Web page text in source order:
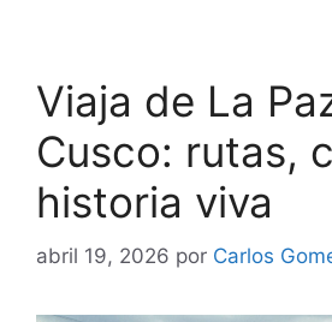
Viaja de La
Cusco: rutas,
historia viva
abril 19, 2026 por Carlos